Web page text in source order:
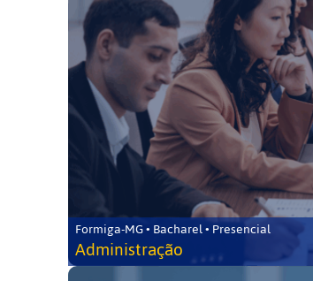
Formiga-MG • Bacharel • Presencial
Administração